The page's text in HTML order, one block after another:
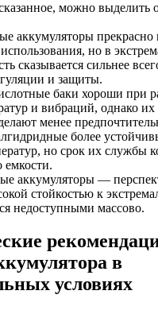
можно выделить
аккумуляторы прекрасно
но в
сказывается сильнее
и защиты.
баки хороши при
и вибраций, однако
менее
более
но срок их службы
емкости.
аккумуляторы —
стойкостью к
недоступными массово.
в
условиях